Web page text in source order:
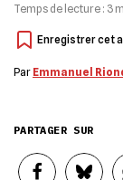
Temps de lecture : 3
Par Emmanuel
PARTAGER SUR